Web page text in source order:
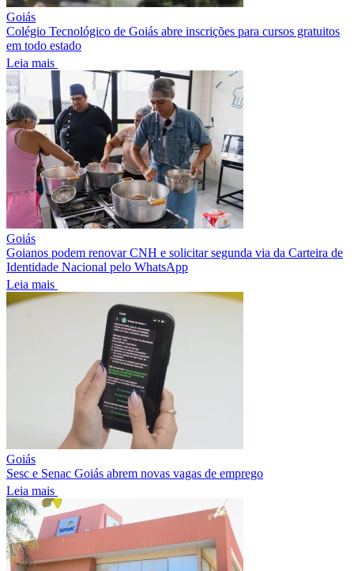
Goiás
Colégio Tecnológico de Goiás abre inscrições para cursos gratuitos
em todo estado
Leia mais
Goiás
Goianos podem renovar CNH e solicitar segunda via da Carteira de
Identidade Nacional pelo WhatsApp
Leia mais
Goiás
Sesc e Senac Goiás abrem novas vagas de emprego
Leia mais